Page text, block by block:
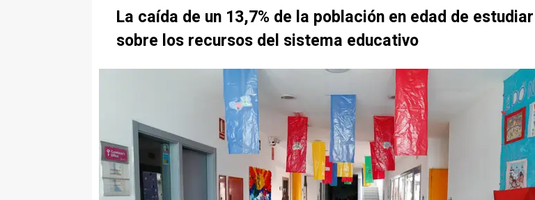
La caída de un 13,7% de la población en edad de
sobre los recursos del sistema educativo